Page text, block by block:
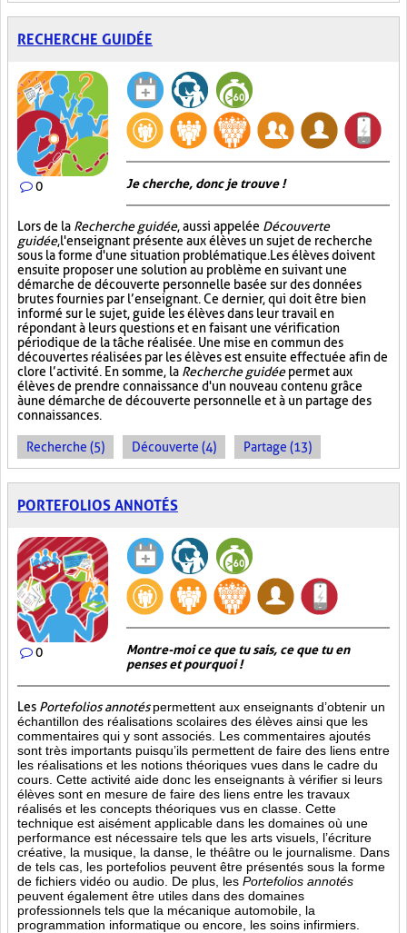
RECHERCHE GUIDÉE
0 Je cherche, donc je trouve !
Lors de la Recherche guidée, aussi appelée Découverte
guidée, l'enseignant présente aux élèves un sujet de recherche
sous la forme d'une situation problématique. Les élèves doivent
ensuite proposer une solution au problème en suivant une
démarche de découverte personnelle basée sur des données
brutes fournies par l’enseignant. Ce dernier, qui doit être bien
informé sur le sujet, guide les élèves dans leur travail en
répondant à leurs questions et en faisant une vérification
périodique de la tâche réalisée. Une mise en commun des
découvertes réalisées par les élèves est ensuite effectuée afin de
clore l’activité. En somme, la Recherche guidéepermet aux
élèves de prendre connaissance d'un nouveau contenu grâce
à une démarche de découverte personnelle et à un partage des
connaissances.
Recherche (5) Découverte (4) Partage (13)
PORTEFOLIOS ANNOTÉS
0
Montre-moi ce que tu sais, ce que tu en
penses et pourquoi !
Les Portefolios annotés permettent aux enseignants d’obtenir un
échantillon des réalisations scolaires des élèves ainsi que les
commentaires qui y sont associés. Les commentaires ajoutés
sont très importants puisqu’ils permettent de faire des liens entre
les réalisations et les notions théoriques vues dans le cadre du
cours. Cette activité aide donc les enseignants à vérifier si leurs
élèves sont en mesure de faire des liens entre les travaux
réalisés et les concepts théoriques vus en classe. Cette
technique est aisément applicable dans les domaines où une
performance est nécessaire tels que les arts visuels, l’écriture
créative, la musique, la danse, le théâtre ou le journalisme. Dans
de tels cas, les portefolios peuvent être présentés sous la forme
de fichiers vidéo ou audio. De plus, les Portefolios annotés
peuvent également être utiles dans des domaines
professionnels tels que la mécanique automobile, la
programmation informatique ou encore, les soins infirmiers.